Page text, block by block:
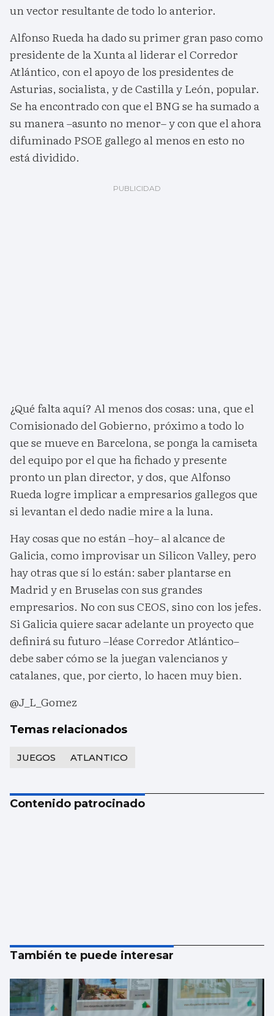
un vector resultante de todo lo anterior.
Alfonso Rueda ha dado su primer gran paso como
presidente de la Xunta al liderar el Corredor
Atlántico, con el apoyo de los presidentes de
Asturias, socialista, y de Castilla y León, popular.
Se ha encontrado con que el BNG se ha sumado a
su manera –asunto no menor– y con que el ahora
difuminado PSOE gallego al menos en esto no
está dividido.
¿Qué falta aquí? Al menos dos cosas: una, que el
Comisionado del Gobierno, próximo a todo lo
que se mueve en Barcelona, se ponga la camiseta
del equipo por el que ha fichado y presente
pronto un plan director, y dos, que Alfonso
Rueda logre implicar a empresarios gallegos que
si levantan el dedo nadie mire a la luna.
Hay cosas que no están –hoy– al alcance de
Galicia, como improvisar un Silicon Valley, pero
hay otras que sí lo están: saber plantarse en
Madrid y en Bruselas con sus grandes
empresarios. No con sus CEOS, sino con los jefes.
Si Galicia quiere sacar adelante un proyecto que
definirá su futuro –léase Corredor Atlántico–
debe saber cómo se la juegan valencianos y
catalanes, que, por cierto, lo hacen muy bien.
@J_L_Gomez
Temas relacionados
JUEGOS ATLANTICO
Contenido patrocinado
También te puede interesar